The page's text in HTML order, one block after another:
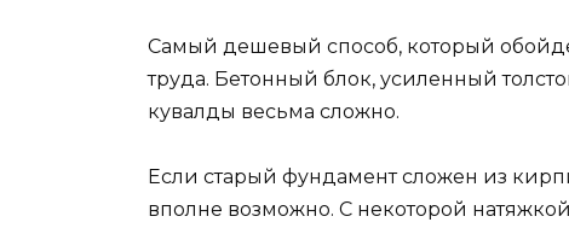
Самый дешевый способ, который
труда. Бетонный блок, усиленный
кувалды весьма сложно.
Если старый фундамент сложен из
вполне возможно. С некоторой